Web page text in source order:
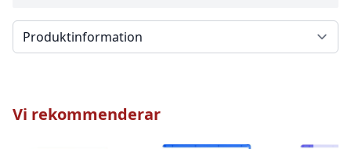
Välj en flik
Vi rekommenderar